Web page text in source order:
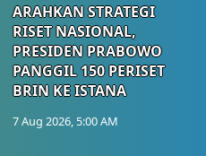
ARAHKAN STRATEGI
RISET NASIONAL,
PRESIDEN PRABOWO
PANGGIL 150 PERISET
BRIN KE ISTANA
7 Aug 2026, 5:00 AM